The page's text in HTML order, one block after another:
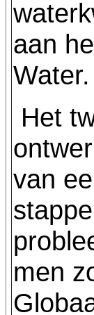
aan
Water.
Het
van
men